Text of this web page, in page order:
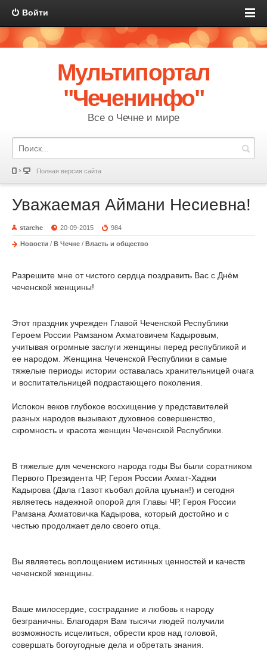
Войти
Мультипортал
"Чеченинфо"
Все о Чечне и мире
Полная версия сайта
Уважаемая Аймани Несиевна!
starche 20-09-2015 984
Новости / В Чечне / Власть и общество
Разрешите мне от чистого сердца поздравить Вас с Днём
чеченской женщины!
Этот праздник учрежден Главой Чеченской Республики
Героем России Рамзаном Ахматовичем Кадыровым,
учитывая огромные заслуги женщины перед республикой и
ее народом. Женщина Чеченской Республики в самые
тяжелые периоды истории оставалась хранительницей очага
и воспитательницей подрастающего поколения.
Испокон веков глубокое восхищение у представителей
разных народов вызывают духовное совершенство,
скромность и красота женщин Чеченской Республики.
В тяжелые для чеченского народа годы Вы были соратником
Первого Президента ЧР, Героя России Ахмат-Хаджи
Кадырова (Дала г1азот къобал дойла цуьнан!) и сегодня
являетесь надежной опорой для Главы ЧР, Героя России
Рамзана Ахматовичка Кадырова, который достойно и с
честью продолжает дело своего отца.
Вы являетесь воплощением истинных ценностей и качеств
чеченской женщины.
Ваше милосердие, сострадание и любовь к народу
безграничны. Благодаря Вам тысячи людей получили
возможность исцелиться, обрести кров над головой,
совершать богоугодные дела и обретать знания.